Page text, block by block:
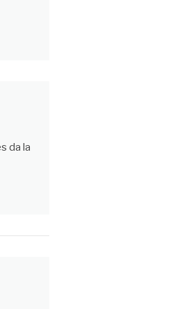
da la